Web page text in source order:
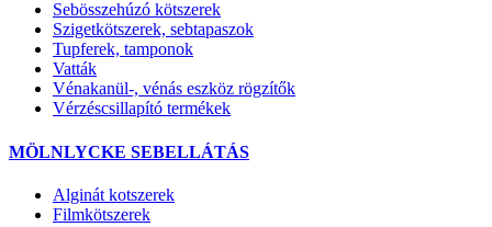
Sebösszehúzó kötszerek
Szigetkötszerek, sebtapaszok
Tupferek, tamponok
Vatták
Vénakanül-, vénás eszköz rögzítők
Vérzéscsillapító termékek
MÖLNLYCKE SEBELLÁTÁS
Alginát kotszerek
Filmkötszerek